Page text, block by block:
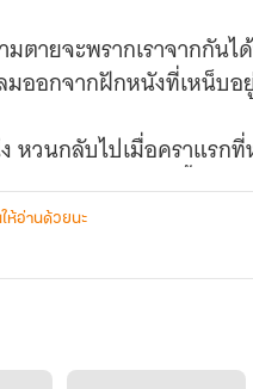
ตายจะพรากเราจากกันไ
ออกจากฝักหนังที่เหน็บอ
หวนกลับไปเมื่อคราแรก
นหล่อนสะท้านไปทั้งใจ ค
งตัวเอง รู้ซึ้งว่าหล่อนป
จะไม่เปลี่ยนใจ
เทือกเขา รุกขเทวาผู้รั
ห้อ่านด้วยนะ